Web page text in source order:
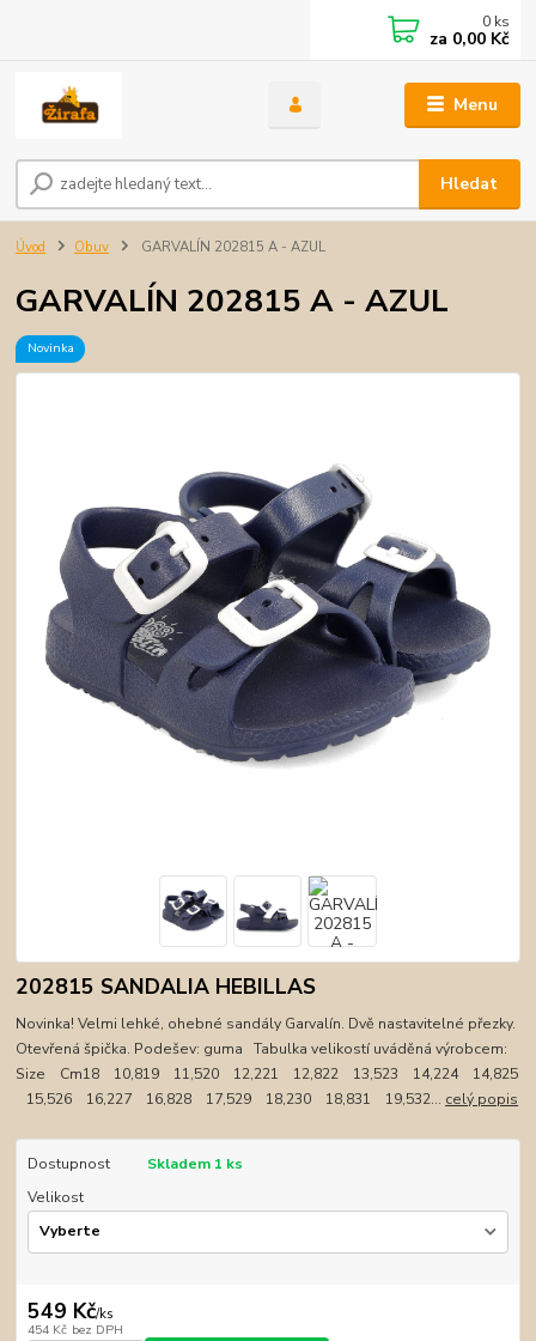
Menu
Hledat
0 ks
za 0,00 Kč
Úvod Obuv GARVALÍN 202815 A - AZUL
GARVALÍN 202815 A - AZUL
Novinka
202815 SANDALIA HEBILLAS
Novinka! Velmi lehké, ohebné sandály Garvalín. Dvě nastavitelné přezky.
Otevřená špička. Podešev: guma Tabulka velikostí uváděná výrobcem:
Size Cm18 10,819 11,520 12,221 12,822 13,523 14,224 14,825
15,526 16,227 16,828 17,529 18,230 18,831 19,532... celý popis
Dostupnost
Skladem 1 ks
Velikost
549 Kč/ks
454 Kč bez DPH